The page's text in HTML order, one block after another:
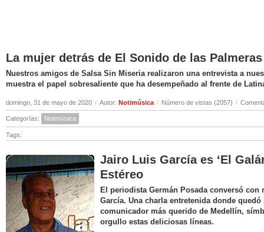
La mujer detrás de El Sonido de las Palmeras
Nuestros amigos de Salsa Sin Miseria realizaron una entrevista a
muestra el papel sobresaliente que ha desempeñado al frente de
domingo, 31 de mayo de 2020 / Autor: Notimúsica / Número de vistas (2057) /
Categorías: Notimúsica
Tags:
Jairo Luis García es ‘El
Estéreo
El periodista Germán Posada conversó
García. Una charla entretenida donde
comunicador más querido de Medellín,
orgullo estas deliciosas líneas.